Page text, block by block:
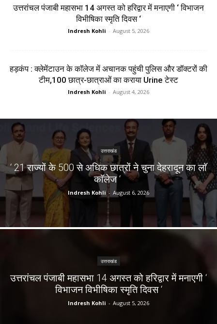
उत्तरांचल पंजाबी महासभा 14 अगस्त को हरिद्वार में मनाएगी ‘ विभाजन
विभीषिका स्मृति दिवस ‘
Indresh Kohli - August 5, 2026
हड़कंप : क्लेमेंटाउन के कॉलेज में अचानक पहुंची पुलिस और डॉक्टरों की
टीम,100 छात्र-छात्राओं का कराया Urine टेस्ट
Indresh Kohli - August 4, 2026
उत्तराखंड
‘ 21 राज्यों के 500 से अधिक छात्रों ने चुना देहरादून का लाॅ
काॅलेज ‘
Indresh Kohli - August 6, 2026
उत्तराखंड
उत्तरांचल पंजाबी महासभा 14 अगस्त को हरिद्वार में मनाएगी ‘
विभाजन विभीषिका स्मृति दिवस ‘
Indresh Kohli - August 5, 2026